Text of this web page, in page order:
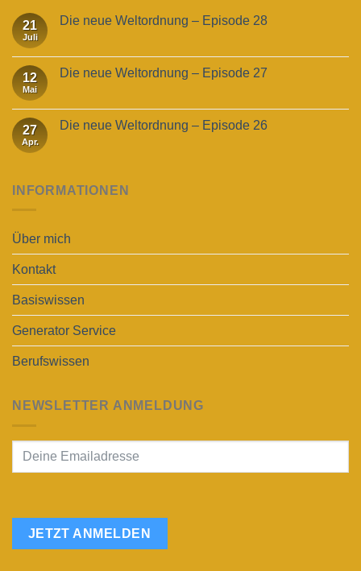
21
Juli
Die neue Weltordnung – Episode 28
12
Mai
Die neue Weltordnung – Episode 27
27
Apr.
Die neue Weltordnung – Episode 26
INFORMATIONEN
Über mich
Kontakt
Basiswissen
Generator Service
Berufswissen
NEWSLETTER ANMELDUNG
JETZT ANMELDEN